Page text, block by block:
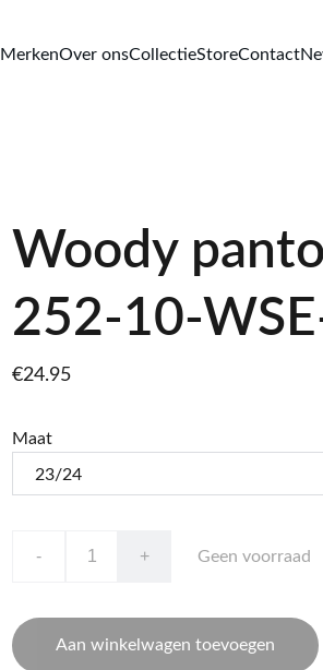
MerkenOver onsCollectieStoreContact
Woody
252-10-
€24.95
Maat
- + Geen voorraad
Aan winkelwagen toevoegen